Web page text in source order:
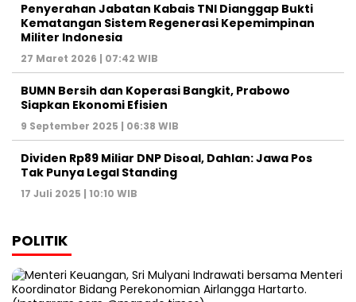
Penyerahan Jabatan Kabais TNI Dianggap Bukti
Kematangan Sistem Regenerasi Kepemimpinan
Militer Indonesia
27 Maret 2026 | 07:42 WIB
BUMN Bersih dan Koperasi Bangkit, Prabowo
Siapkan Ekonomi Efisien
9 September 2025 | 06:38 WIB
Dividen Rp89 Miliar DNP Disoal, Dahlan: Jawa Pos
Tak Punya Legal Standing
17 Juli 2025 | 10:10 WIB
POLITIK